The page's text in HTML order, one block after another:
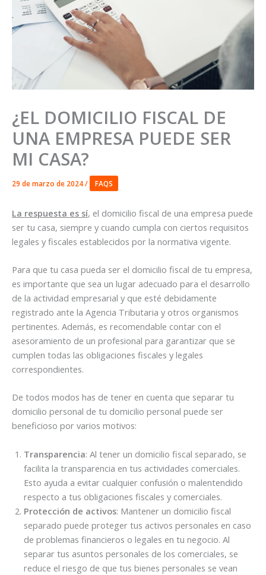
¿EL DOMICILIO FISCAL DE
UNA EMPRESA PUEDE SER
MI CASA?
29 de marzo de 2024/ FAQS
La respuesta es sí, el domicilio fiscal de una empresa puede
ser tu casa, siempre y cuando cumpla con ciertos requisitos
legales y fiscales establecidos por la normativa vigente.
Para que tu casa pueda ser el domicilio fiscal de tu empresa,
es importante que sea un lugar adecuado para el desarrollo
de la actividad empresarial y que esté debidamente
registrado ante la Agencia Tributaria y otros organismos
pertinentes. Además, es recomendable contar con el
asesoramiento de un profesional para garantizar que se
cumplen todas las obligaciones fiscales y legales
correspondientes.
De todos modos has de tener en cuenta que separar tu
domicilio personal de tu domicilio personal puede ser
beneficioso por varios motivos:
Transparencia: Al tener un domicilio fiscal separado, se
facilita la transparencia en tus actividades comerciales.
Esto ayuda a evitar cualquier confusión o malentendido
respecto a tus obligaciones fiscales y comerciales.
Protección de activos: Mantener un domicilio fiscal
separado puede proteger tus activos personales en caso
de problemas financieros o legales en tu negocio. Al
separar tus asuntos personales de los comerciales, se
reduce el riesgo de que tus bienes personales se vean